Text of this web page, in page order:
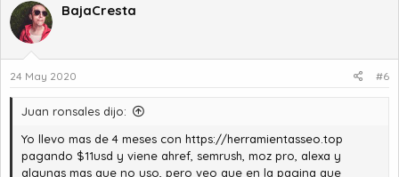
c
c
i
o
n
BajaCresta
24 May 2020 #6
Juan ronsales dijo:
Yo llevo mas de 4 meses con https://herramientasseo.top
pagando $11usd y viene ahref, semrush, moz pro, alexa y
algunas mas que no uso, pero veo que en la pagina que